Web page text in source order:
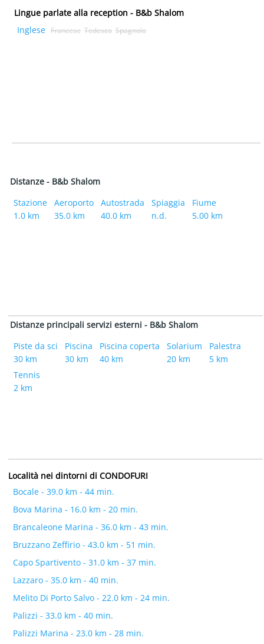
Lingue parlate alla reception - B&b Shalom
Inglese Francese Tedesco Spagnolo
Distanze - B&b Shalom
Stazione
1.0 km
Aeroporto
35.0 km
Autostrada
40.0 km
Spiaggia
n.d.
Fiume
5.00 km
Distanze principali servizi esterni - B&b Shalom
Piste da sci
30 km
Piscina
30 km
Piscina coperta
40 km
Solarium
20 km
Palestra
5 km
Tennis
2 km
Località nei dintorni di CONDOFURI
Bocale - 39.0 km - 44 min.
Bova Marina - 16.0 km - 20 min.
Brancaleone Marina - 36.0 km - 43 min.
Bruzzano Zeffirio - 43.0 km - 51 min.
Capo Spartivento - 31.0 km - 37 min.
Lazzaro - 35.0 km - 40 min.
Melito Di Porto Salvo - 22.0 km - 24 min.
Palizzi - 33.0 km - 40 min.
Palizzi Marina - 23.0 km - 28 min.